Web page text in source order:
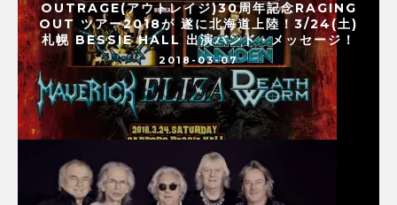
OUTRAGE(アウトレイジ)30周年記念RAGING
OUT ツアー2018が 遂に北海道上陸！3/24(土)
札幌 BESSIE HALL 出演バンド・メッセージ！
2018-03-07